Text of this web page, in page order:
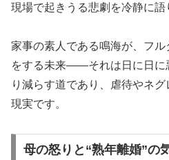
現場で起きうる悲劇を冷静に語
家事の素人である鳴海が、フ
をする未来――それは日に日に
り減らす道であり、虐待やネ
現実です。
母の怒りと“熟年離婚”の